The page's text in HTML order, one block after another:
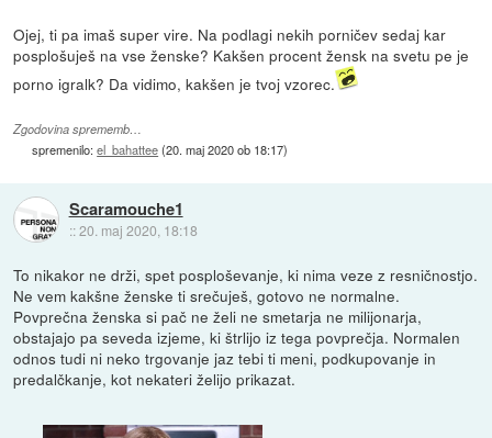
Ojej, ti pa imaš super vire. Na podlagi nekih porničev sedaj kar
posplošuješ na vse ženske? Kakšen procent žensk na svetu pe je
porno igralk? Da vidimo, kakšen je tvoj vzorec.
Zgodovina sprememb…
spremenilo:el_bahattee(20. maj 2020 ob 18:17)
Scaramouche1
::20. maj 2020, 18:18
To nikakor ne drži, spet posploševanje, ki nima veze z resničnostjo.
Ne vem kakšne ženske ti srečuješ, gotovo ne normalne.
Povprečna ženska si pač ne želi ne smetarja ne milijonarja,
obstajajo pa seveda izjeme, ki štrlijo iz tega povprečja. Normalen
odnos tudi ni neko trgovanje jaz tebi ti meni, podkupovanje in
predalčkanje, kot nekateri želijo prikazat.